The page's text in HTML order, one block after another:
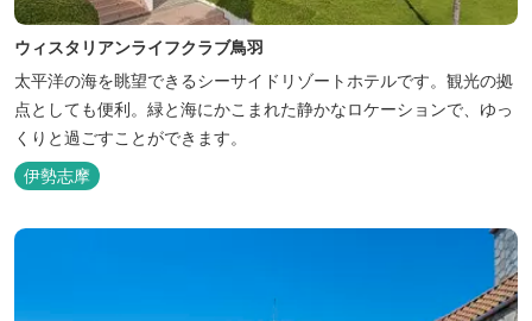
ウィスタリアンライフクラブ鳥羽
太平洋の海を眺望できるシーサイドリゾートホテルです。観光の拠
点としても便利。緑と海にかこまれた静かなロケーションで、ゆっ
くりと過ごすことができます。
伊勢志摩